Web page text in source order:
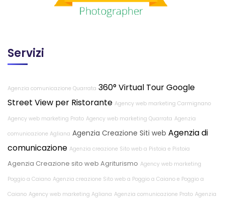
Servizi
Agenzia comunicazione Quarrata 360° Virtual Tour Google
Street View per Ristorante Agency web marketing Carmignano
Agency web marketing Prato Agency web marketing Quarrata Agenzia
comunicazione Agliana Agenzia Creazione Siti web Agenzia di
comunicazione Agenzia creazione Sito web a Pistoia e Pistoia
Agenzia Creazione sito web Agriturismo Agency web marketing
Poggio a Caiano Agenzia creazione Sito web a Poggio a Caiano e Poggio a
Caiano Agency web marketing Agliana Agenzia comunicazione Prato Agenzia